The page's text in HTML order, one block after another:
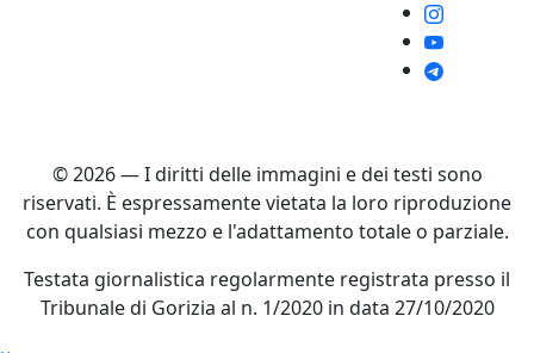
© 2026 — I diritti delle immagini e dei testi sono
riservati. È espressamente vietata la loro riproduzione
con qualsiasi mezzo e l'adattamento totale o parziale.
Testata giornalistica regolarmente registrata presso il
Tribunale di Gorizia al n. 1/2020 in data 27/10/2020